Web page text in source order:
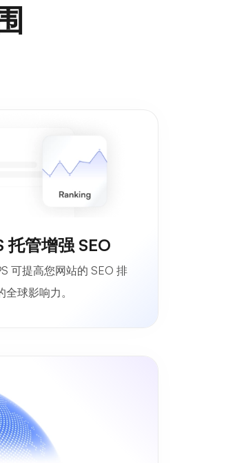
托管增强 SEO
可提高您网站的 SEO 排
球影响力。